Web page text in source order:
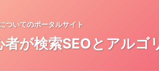
ついてのポータルサイト
が検索SEOとアルゴ